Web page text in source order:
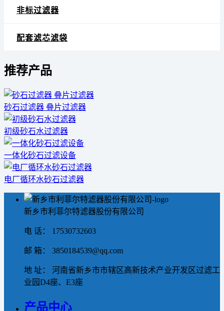
非标过滤器
配套滤芯滤袋
推荐产品
砂石过滤器 叠片过滤器
初级砂石水过滤器
一体化砂石过滤设备
电厂循环水砂石过滤器
新乡市利菲尔特滤器股份有限公司
电 话： 17530732603
邮 箱： 3850184539@qq.com
地 址： 河南省新乡市市辖区高新技术产业开发区过滤工
业园D4座、E3座
产品中心